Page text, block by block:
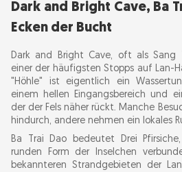
Dark and Bright Cave, Ba
Ecken der Bucht
Dark and Bright Cave, oft als Sang
einer der häufigsten Stopps auf Lan-
"Höhle" ist eigentlich ein
einem hellen Eingangsbereich und
der der Fels näher rückt. Manche
hindurch, andere nehmen ein lokales
Ba Trai Dao bedeutet Drei
runden Form der Inselchen
bekannteren Strandgebieten der